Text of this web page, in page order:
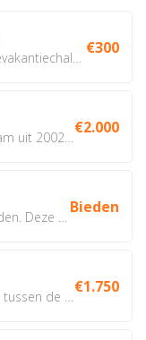
€300
€2.000
Bieden
€1.750